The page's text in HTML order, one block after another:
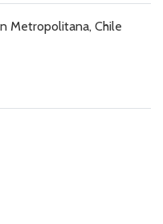
Metropolitana, Chile